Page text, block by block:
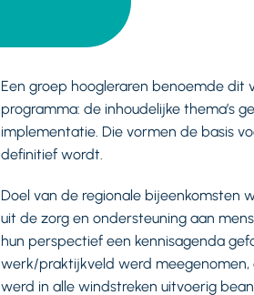
Een groep hoogleraren benoemde dit
programma: de inhoudelijke thema’s
implementatie. Die vormen de basis
definitief wordt.
Doel van de regionale bijeenkomsten
uit de zorg en ondersteuning aan
hun perspectief een kennisagenda
werk/praktijkveld werd meegenomen,
werd in alle windstreken uitvoerig